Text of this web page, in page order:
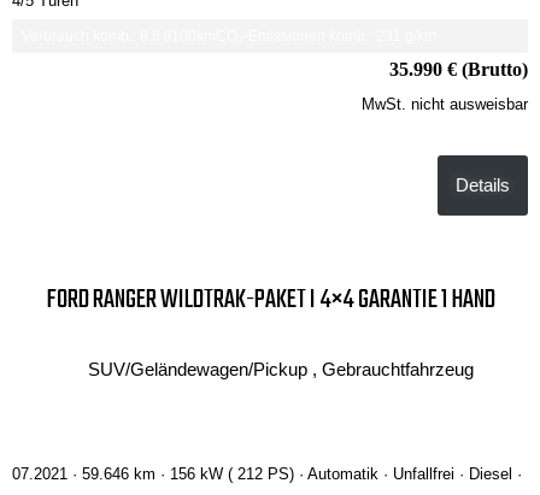
35.990 € (Brutto)
MwSt. nicht ausweisbar
Details
FORD RANGER WILDTRAK-PAKET I 4×4 GARANTIE 1 HAND
SUV/Geländewagen/Pickup , Gebrauchtfahrzeug
07.2021 · 59.646 km · 156 kW ( 212 PS) · Automatik · Unfallfrei · Diesel ·